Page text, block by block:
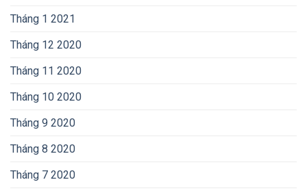
Tháng 1 2021
Tháng 12 2020
Tháng 11 2020
Tháng 10 2020
Tháng 9 2020
Tháng 8 2020
Tháng 7 2020